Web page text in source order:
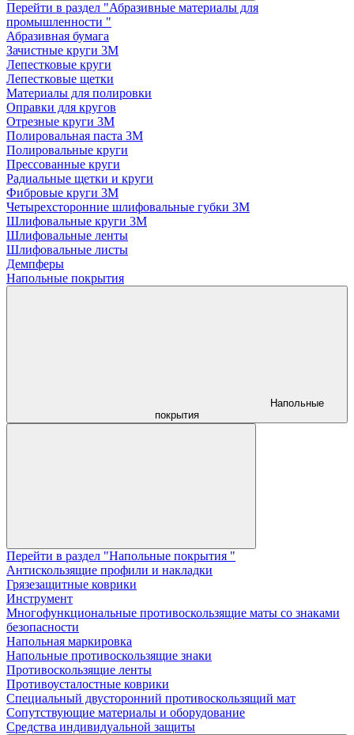
Перейти в раздел "Абразивные материалы для
промышленности "
Абразивная бумага
Зачистные круги 3М
Лепестковые круги
Лепестковые щетки
Материалы для полировки
Оправки для кругов
Отрезные круги 3М
Полировальная паста 3М
Полировальные круги
Прессованные круги
Радиальные щетки и круги
Фибровые круги 3М
Четырехсторонние шлифовальные губки 3M
Шлифовальные круги 3М
Шлифовальные ленты
Шлифовальные листы
Демпферы
Напольные покрытия
Напольные
покрытия
Перейти в раздел "Напольные покрытия "
Aнтискользящие профили и накладки
Грязезащитные коврики
Инструмент
Многофункциональные противоскользящие маты со знаками
безопасности
Напольная маркировка
Напольные противоскользящие знаки
Противоскользящие ленты
Противоусталостные коврики
Специальный двусторонний противоскользящий мат
Сопутствующие материалы и оборудование
Средства индивидуальной защиты